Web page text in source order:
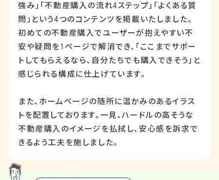
強み」「不動産購入の流れ4ステップ」「よくある質
問」という4つのコンテンツを掲載いたしました。
初めての不動産購入でユーザーが抱えやすい不
安や疑問を 1 ページで解消でき、「ここまでサポー
トしてもらえるなら、自分たちでも購入できそう」と
感じられる構成に仕上げています。
また、ホームページの随所に温かみのあるイラス
トを配置しております。一見、ハードルの高そうな
不動産購入のイメージを払拭し、安心感を訴求で
きるよう工夫を施しました。